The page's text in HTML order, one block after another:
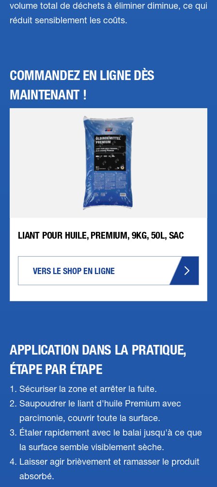
volume total de déchets à éliminer diminue, ce qui
réduit sensiblement les coûts.
COMMANDEZ EN LIGNE DÈS
MAINTENANT !
LIANT POUR HUILE, PREMIUM, 9KG, 50L, SAC
VERS LE SHOP EN LIGNE
APPLICATION DANS LA PRATIQUE,
ÉTAPE PAR ÉTAPE
Sécuriser la zone et arrêter la fuite.
Saupoudrer le liant d'huile Premium avec
parcimonie, couvrir toute la surface.
Étaler rapidement avec le balai jusqu'à ce que
la surface semble visiblement sèche.
Laisser agir brièvement et ramasser le produit
absorbé.